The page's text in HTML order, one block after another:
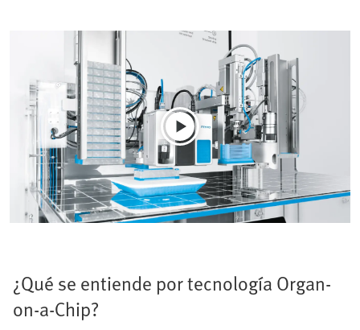
¿Qué se entiende por tecnología Organ-
on-a-Chip?